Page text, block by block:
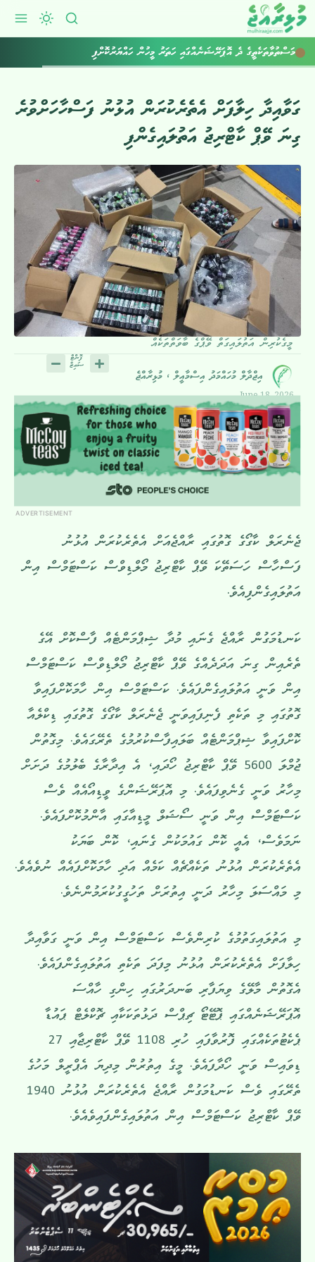
މަސްތުވާތަކެތީގެ ދެ އޮޕަރޭޝަނެއްގައި ހަތަރު މީހުން ހައްޔަރުކޮށްފި
ގަވާއިދާ ހިލާފަށް އެތެރެކުރަން އުޅުނު ފަސްހާހަށްވުރެ
ގިނަ ވޭޕް ކާޓްރިޖު އަތުލައިގެންފި
މީގެކުރިން އަތުލައިގަތް ވޭޕްގެ ބާވަތްތަކެއް
އިޖްދާލް މުހައްމަދު އިސްމާއީލް ، މުޅިރާއްޖެ
June 18, 2026
ADVERTISEMENT
ޖެނެރަލް ކާގޯގެ ގޮތުގައި ރާއްޖެއަށް އެތެރެކުރަން އުޅުނު
ފަސްހާސް ހަސަތޭކަ ވޭޕް ކާޓްރިޖު މޯލްޑިވްސް ކަސްޓަމްސް އިން
އަތުލައިގެންފިއެވެ.
ކަނޑުމަގުން ރާއްޖެ ގެނައި މުދާ ޝިޕްމަންޓެއް ފާސްކޮށް އޭގެ
ތެރެއިން ގިނަ އަދަދެއްގެ ވޭޕް ކާޓްރިޖު މޯލްޑިވްސް ކަސްޓަމްސް
އިން ވަނީ އަތުލައިގެންފައެވެ. ކަސްޓަމްސް އިން ހާމަކޮށްފައިވާ
ގޮތުގައި މި ތަކެތި ފެނިފައިވަނީ ޖެނެރަލް ކާގޯގެ ގޮތުގައި ޑިކްލެއާ
ކޮށްފައިވާ ޝިޕްމަންޓެއް ބަލައިފާސްކުރުމުގެ ތެރޭގައެވެ. މިގޮތުން
ޖުމްލަ 5600 ވޭޕް ކާޓްރިޖު ހޯދައި، އެ އިދާރާގެ ބެލުމުގެ ދަށަށް
މިހާރު ވަނީ ގެނެވިފައެވެ. މި އޮޕަރޭޝަންގެ ވީޑިއޯއެއް ވެސް
ކަސްޓަމްސް އިން ވަނީ ސޯޝަލް މީޑިއާގައި އާންމުކޮށްފައެވެ.
ނަމަވެސް، އެއީ ކޮން ގައުމަކުން ގެނައި، ކޮން ބަޔަކު
އެތެރެކުރަން އުޅުނު ތަކެއްޗެއް ކަމެއް އަދި ހާމަކޮށްފައެއް ނުވެއެވެ.
މި މައްސަލަ މިހާރު ދަނީ އިތުރަށް ތަހުގީގުކުރަމުންނެވެ.
މި އަތުލައިގަތުމުގެ ކުރިންވެސް ކަސްޓަމްސް އިން ވަނީ ގަވާއިދާ
ހިލާފަށް އެތެރެކުރަން އުޅުނު މިފަދަ ތަކެތި އަތުލައިގެންފައެވެ.
އެގޮތުން މާލޭގެ ވިޔަފާރި ބަނދަރުގައި ހިންގި ހާއްސަ
އޮޕަރޭޝަނެއްގައި ޕޮޓޭޓޯ ޗިޕްސް ދަޅުތަކަކާއި ޗޮކްލެޓް ޕައުޑާ
ޕެކެޓުތަކެއްގައި ފޮރުވާފައި ހުރި 1108 ވޭޕް ކާޓްރިޖާއި 27
ޑިވައިސް ވަނީ ހޯދާފައެވެ. މީގެ އިތުރުން މިދިޔަ އެޕްރީލް މަހުގެ
ތެރޭގައި ވެސް ކަނޑުމަގުން ރާއްޖެ އެތެރެކުރަން އުޅުނު 1940
ވޭޕް ކާޓްރިޖު ކަސްޓަމްސް އިން އަތުލައިގެންފައިވެއެވެ.